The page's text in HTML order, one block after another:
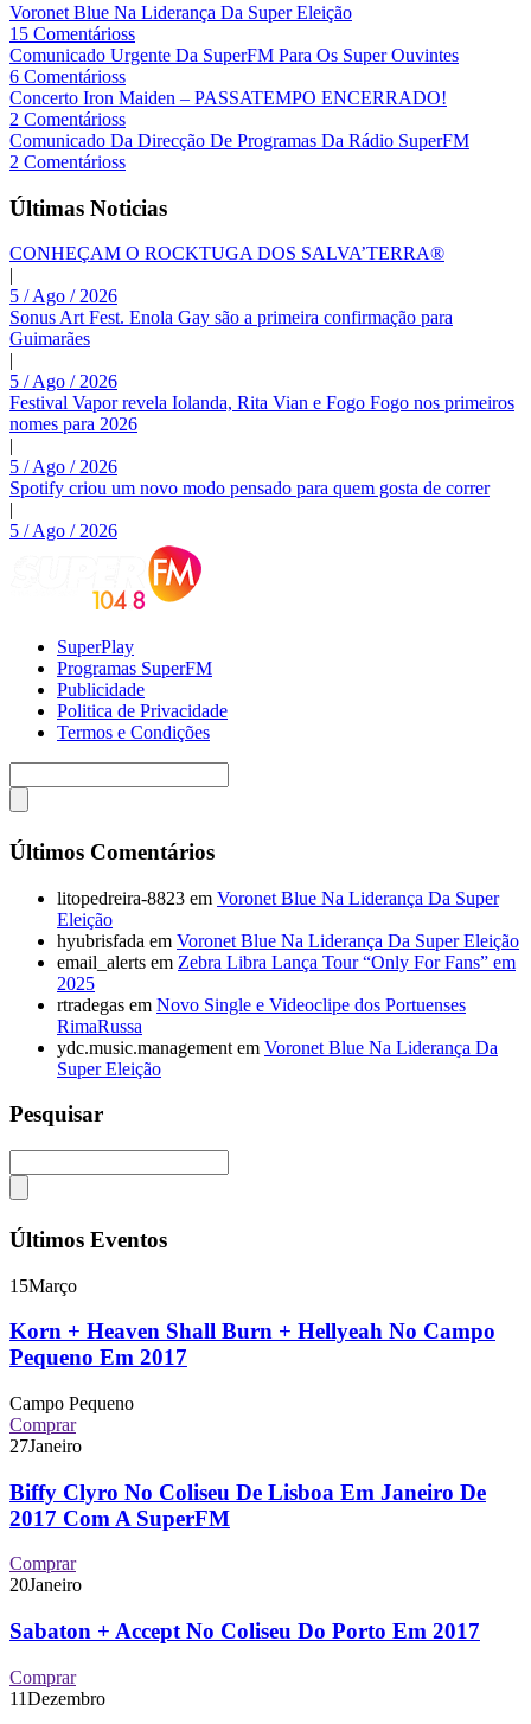
Voronet Blue Na Liderança Da Super Eleição
15 Comentárioss
Comunicado Urgente Da SuperFM Para Os Super Ouvintes
6 Comentárioss
Concerto Iron Maiden – PASSATEMPO ENCERRADO!
2 Comentárioss
Comunicado Da Direcção De Programas Da Rádio SuperFM
2 Comentárioss
Últimas Noticias
CONHEÇAM O ROCKTUGA DOS SALVA’TERRA®
|
5 / Ago / 2026
Sonus Art Fest. Enola Gay são a primeira confirmação para
Guimarães
|
5 / Ago / 2026
Festival Vapor revela Iolanda, Rita Vian e Fogo Fogo nos primeiros
nomes para 2026
|
5 / Ago / 2026
Spotify criou um novo modo pensado para quem gosta de correr
|
5 / Ago / 2026
SuperPlay
Programas SuperFM
Publicidade
Politica de Privacidade
Termos e Condições
Últimos Comentários
litopedreira-8823 em Voronet Blue Na Liderança Da Super
Eleição
hyubrisfada em Voronet Blue Na Liderança Da Super Eleição
email_alerts em Zebra Libra Lança Tour “Only For Fans” em
2025
rtradegas em Novo Single e Videoclipe dos Portuenses
RimaRussa
ydc.music.management em Voronet Blue Na Liderança Da
Super Eleição
Pesquisar
Últimos Eventos
15Março
Korn + Heaven Shall Burn + Hellyeah No Campo
Pequeno Em 2017
Campo Pequeno
Comprar
27Janeiro
Biffy Clyro No Coliseu De Lisboa Em Janeiro De
2017 Com A SuperFM
Comprar
20Janeiro
Sabaton + Accept No Coliseu Do Porto Em 2017
Comprar
11Dezembro